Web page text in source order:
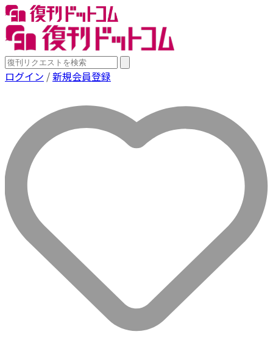
ログイン /新規会員登録